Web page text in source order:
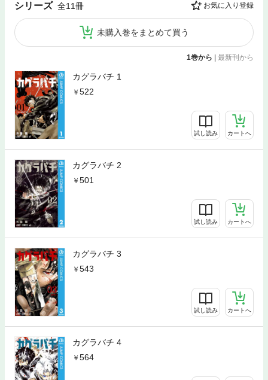
シリーズ 全11冊 お気に入り登録
未購入巻をまとめて買う
1巻から 最新刊から
カグラバチ 1
522
試し読み カートへ
カグラバチ 2
501
試し読み カートへ
カグラバチ 3
543
試し読み カートへ
カグラバチ 4
564